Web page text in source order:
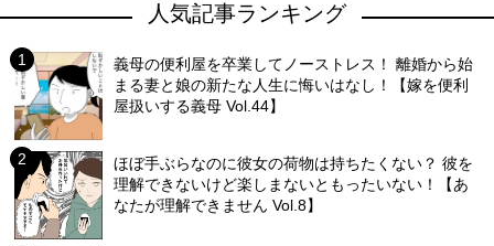
人気記事ランキング
義母の便利屋を卒業してノーストレス！ 離婚から始
まる妻と娘の新たな人生に悔いはなし！【嫁を便利
屋扱いする義母 Vol.44】
ほぼ手ぶらなのに彼女の荷物は持ちたくない？ 彼を
理解できないけど楽しまないともったいない！【あ
なたが理解できません Vol.8】